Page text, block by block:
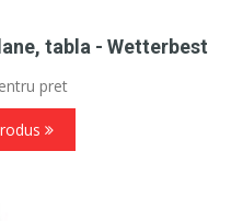
tabla - Wetterbest
pret